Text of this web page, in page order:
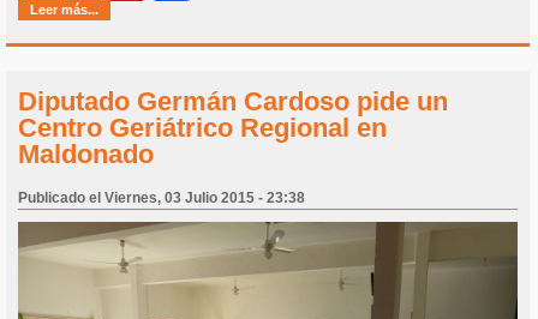
Leer más...
Diputado Germán Cardoso pide un
Centro Geriátrico Regional en
Maldonado
Publicado el Viernes, 03 Julio 2015 - 23:38